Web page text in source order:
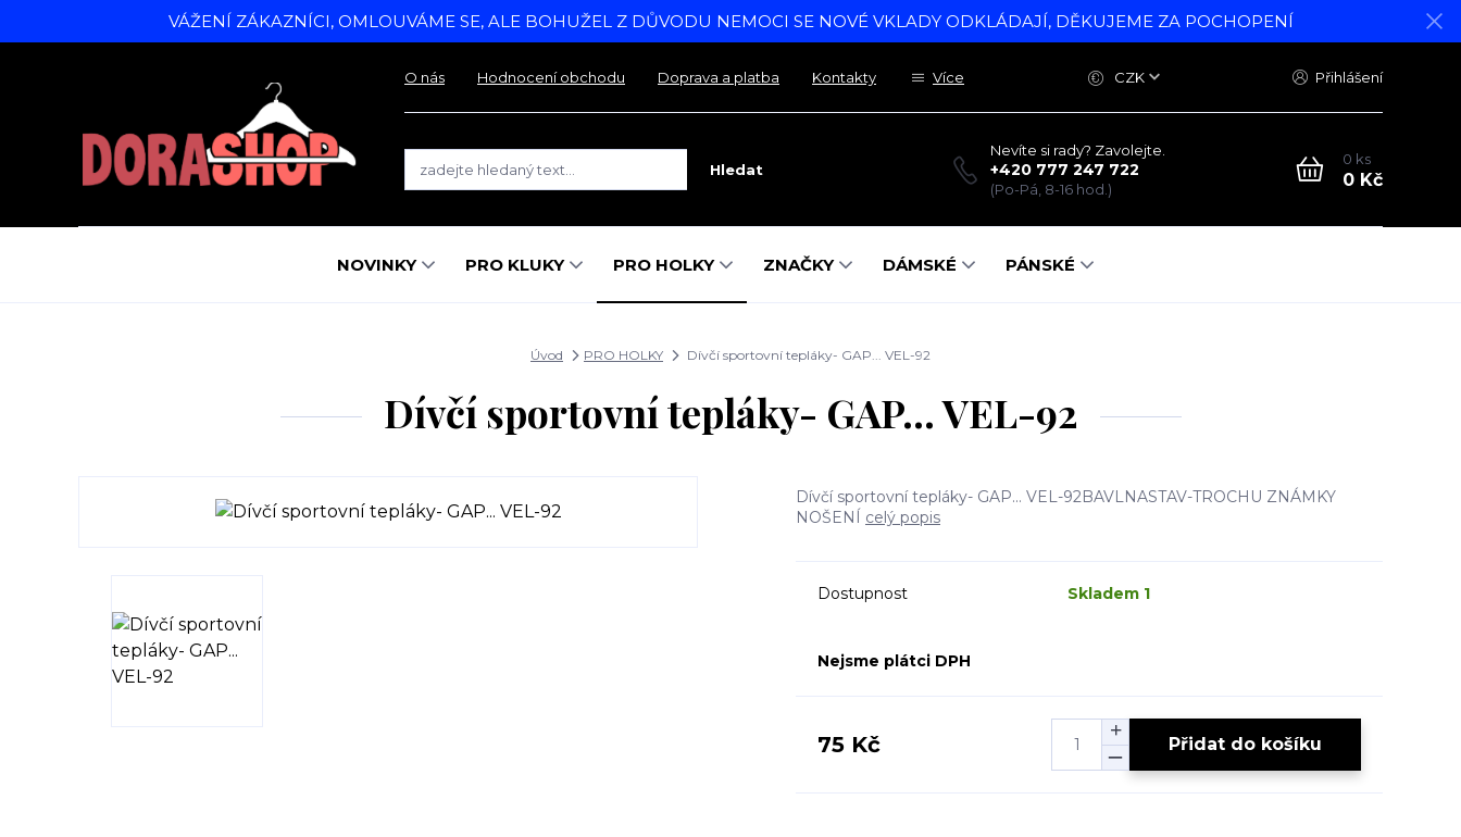
VÁŽENÍ ZÁKAZNÍCI, OMLOUVÁME SE, ALE BOHUŽEL Z DŮVODU NEMOCI SE NOVÉ VKLADY ODKLÁDAJÍ, DĚKUJEME ZA POCHOPENÍ
O nás Hodnocení obchodu Doprava a platba Kontakty Více CZK Přihlášení
Hledat
Nevíte si rady? Zavolejte.
+420 777 247 722
(Po-Pá, 8-16 hod.)
0 ks
0 Kč
NOVINKY PRO KLUKY PRO HOLKY ZNAČKY DÁMSKÉ PÁNSKÉ
Úvod PRO HOLKY Dívčí sportovní tepláky- GAP... VEL-92
Dívčí sportovní tepláky- GAP... VEL-92
Dívčí sportovní tepláky- GAP... VEL-92BAVLNASTAV-TROCHU ZNÁMKY
NOŠENÍ celý popis
Dostupnost Skladem 1
Nejsme plátci DPH
75 Kč Přidat do košíku